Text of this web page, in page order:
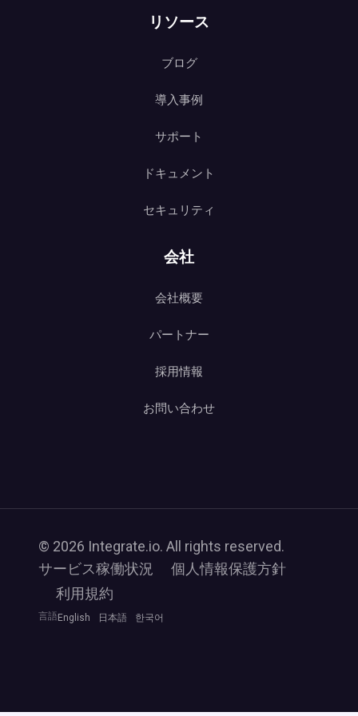
リソース
ブログ
導入事例
サポート
ドキュメント
セキュリティ
会社
会社概要
パートナー
採用情報
お問い合わせ
© 2026 Integrate.io. All rights reserved.
サービス稼働状況
個人情報保護方針
利用規約
言語 English 日本語 한국어